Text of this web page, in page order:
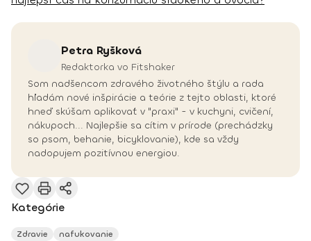
Petra Ryšková
Redaktorka vo Fitshaker
Som nadšencom zdravého životného štýlu a rada
hľadám nové inšpirácie a teórie z tejto oblasti, ktoré
hneď skúšam aplikovať v "praxi" - v kuchyni, cvičení,
nákupoch... Najlepšie sa cítim v prírode (prechádzky
so psom, behanie, bicyklovanie), kde sa vždy
nadopujem pozitívnou energiou.
Kategórie
Zdravie nafukovanie